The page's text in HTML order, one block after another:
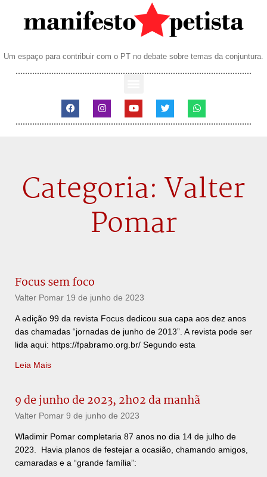
Um espaço para contribuir com o PT no debate sobre temas da conjuntura.
Categoria: Valter
Pomar
Focus sem foco
Valter Pomar 19 de junho de 2023
A edição 99 da revista Focus dedicou sua capa aos dez anos
das chamadas “jornadas de junho de 2013”. A revista pode ser
lida aqui: https://fpabramo.org.br/ Segundo esta
Leia Mais
9 de junho de 2023, 2h02 da manhã
Valter Pomar 9 de junho de 2023
Wladimir Pomar completaria 87 anos no dia 14 de julho de
2023. Havia planos de festejar a ocasião, chamando amigos,
camaradas e a “grande família”: